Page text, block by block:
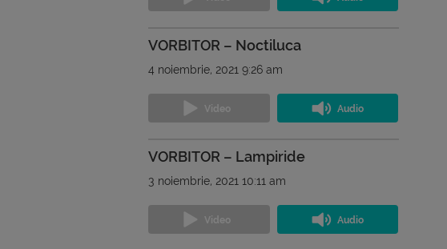
VORBITOR – Noctiluca
4 noiembrie, 2021 9:26 am
VORBITOR – Lampiride
3 noiembrie, 2021 10:11 am